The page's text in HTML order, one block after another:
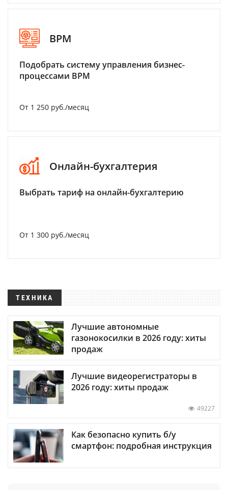
BPM
Подобрать систему управления бизнес-
процессами BPM
От 1 250 руб./месяц
Онлайн-бухгалтерия
Выбрать тариф на онлайн-бухгалтерию
От 1 300 руб./месяц
ТЕХНИКА
Лучшие автономные
газонокосилки в 2026 году: хиты
продаж
Лучшие видеорегистраторы в
2026 году: хиты продаж
49227
Как безопасно купить б/у
смартфон: подробная инструкция